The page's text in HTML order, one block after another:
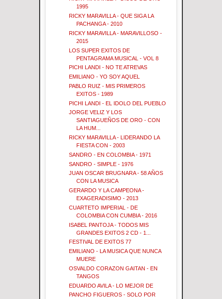
1995
RICKY MARAVILLA - QUE SIGA LA
PACHANGA - 2010
RICKY MARAVILLA - MARAVILLOSO -
2015
LOS SUPER EXITOS DE
PENTAGRAMA MUSICAL - VOL 8
PICHI LANDI - NO TE ATREVAS
EMILIANO - YO SOY AQUEL
PABLO RUIZ - MIS PRIMEROS
EXITOS - 1989
PICHI LANDI - EL IDOLO DEL PUEBLO
JORGE VELIZ Y LOS
SANTIAGUEÑOS DE ORO - CON
LA HUM...
RICKY MARAVILLA - LIDERANDO LA
FIESTA CON - 2003
SANDRO - EN COLOMBIA - 1971
SANDRO - SIMPLE - 1976
JUAN OSCAR BRUGNARA - 58 AÑOS
CON LA MUSICA
GERARDO Y LA CAMPEONA -
EXAGERADISIMO - 2013
CUARTETO IMPERIAL - DE
COLOMBIA CON CUMBIA - 2016
ISABEL PANTOJA - TODOS MIS
GRANDES EXITOS 2 CD - 1...
FESTIVAL DE EXITOS 77
EMILIANO - LA MUSICA QUE NUNCA
MUERE
OSVALDO CORAZON GAITAN - EN
TANGOS
EDUARDO AVILA - LO MEJOR DE
PANCHO FIGUEROS - SOLO POR